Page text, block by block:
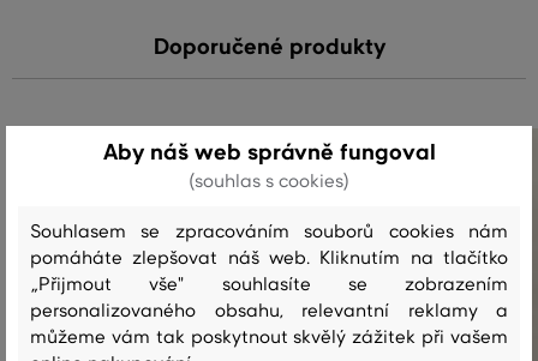
Doporučené produkty
Aby náš web správně fungoval
(souhlas s cookies)
Souhlasem se zpracováním souborů cookies nám
pomáháte zlepšovat náš web. Kliknutím na tlačítko
„Přijmout vše" souhlasíte se zobrazením
personalizovaného obsahu, relevantní reklamy a
můžeme vám tak poskytnout skvělý zážitek při vašem